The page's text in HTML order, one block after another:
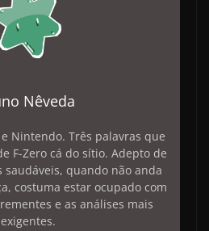
Nêveda
Nintendo. Três palavras que
F-Zero cá do sítio. Adepto de
quando não anda
costuma estar ocupado com
e as análises mais
exigentes.